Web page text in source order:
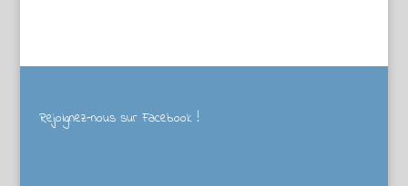
Rejoignez-nous sur Facebook !